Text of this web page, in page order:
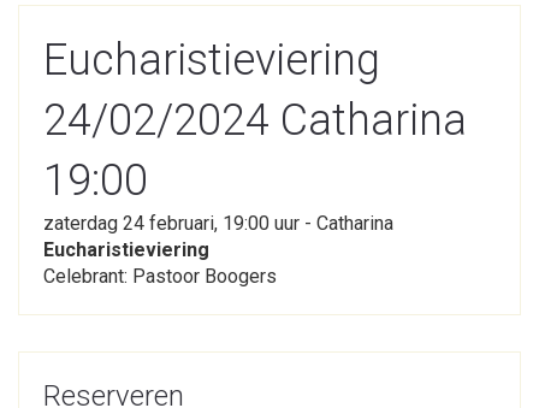
Eucharistieviering
24/02/2024 Catharina
19:00
zaterdag 24 februari, 19:00 uur - Catharina
Eucharistieviering
Celebrant: Pastoor Boogers
Reserveren